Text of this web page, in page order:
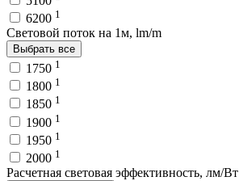
6200 1
Световой поток на 1м, lm/m
Выбрать все
1750 1
1800 1
1850 1
1900 1
1950 1
2000 1
Расчетная световая эффективность, лм/Вт